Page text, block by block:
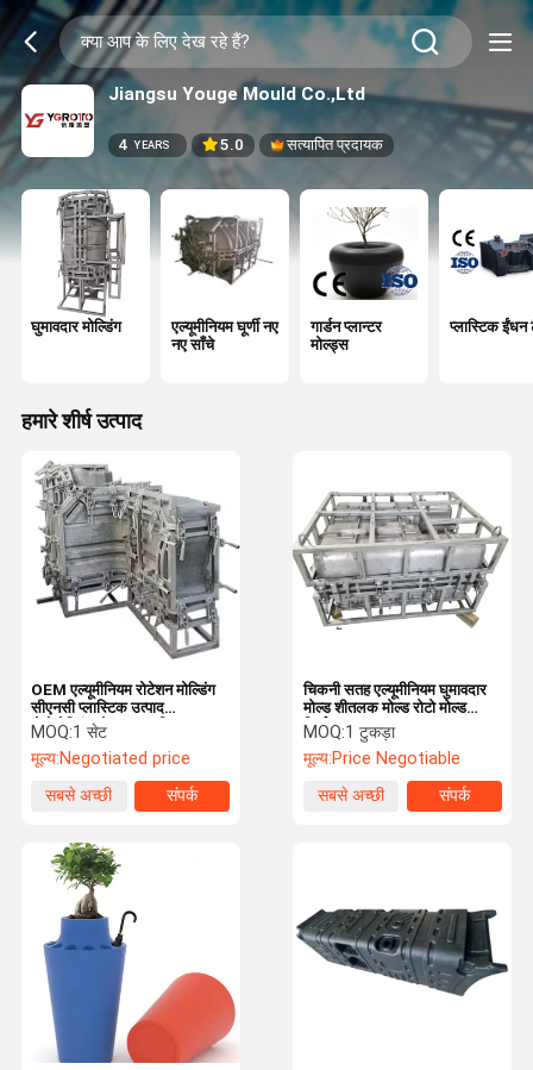
Jiangsu Youge Mould Co.,Ltd
4 YEARS 5.0 सत्यापित प्रदायक
घुमावदार मोल्डिंग
एल्यूमीनियम घूर्णी नए
नए साँचे
गार्डन प्लान्टर
मोल्ड्स
प्लास्टिक
हमारे शीर्ष उत्पाद
OEM एल्यूमीनियम रोटेशन मोल्डिंग
सीएनसी प्लास्टिक उत्पाद
रोटोमोल्डिंग मोल्ड अनुकूलित
MOQ:1 सेट
मूल्य:Negotiated price
सबसे अच्छी
संपर्क
चिकनी सतह एल्यूमीनियम घुमावदार
मोल्ड शीतलक मोल्ड रोटो मोल्ड
निर्माता
MOQ:1 टुकड़ा
मूल्य:Price Negotiable
सबसे अच्छी
संपर्क